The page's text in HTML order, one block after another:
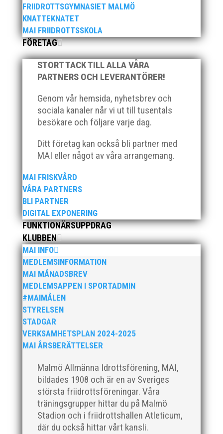
FRIIDROTTSGYMNASIET MALMÖ
KNATTEKNATET
MAI FRIIDROTTSSKOLA
FÖRETAG
STORT TACK TILL ALLA VÅRA
PARTNERS OCH LEVERANTÖRER!
Genom vår hemsida, nyhetsbrev och
sociala kanaler når vi ut till tusentals
besökare och följare varje dag.
Ditt företag kan också bli partner med
MAI eller något av våra arrangemang.
MAI FRISKVÅRD
VÅRA PARTNERS
BLI PARTNER
DIGITAL EXPONERING
FUNKTIONÄRSUPPDRAG
KLUBBEN
MAI INFO
MEDLEMSINFORMATION
MAI MÅNADSBREV
MEDLEMSAPPEN I SPORTADMIN
#MAIMÅLEN
STYRELSEN
STADGAR
VERKSAMHETSPLAN 2024-2025
MAI ÅRSBERÄTTELSER
Malmö Allmänna Idrottsförening, MAI,
bildades 1908 och är en av Sveriges
största friidrottsföreningar. Våra
träningsgrupper hittar du på Malmö
Stadion och i friidrottshallen Atleticum,
där du också hittar vårt kansli.
friidrott, lek och gemenskap. Självklart ingår t-shirt,
diplom, fika, lunch och mellanmål i avgiften. v.25 (17-
20 juni) v.26 (24-28 juni) v.27 (1-5 juli) Efter att ha...
Över hundra personer infann sig till årsmötet som
ägde rum på onsdagskvällen på Erics Bar &
Restaurang på Stadionområdet.
Klubb Skåne bjuder in till årets första
grengruppsträff för häck och sprint Lördagen den 23
mars blir det en dag med fokus på häck och sprint.
Träffen riktar sig till ALLA tränare samt aktiva födda
2007–2010. Har ni en aktiv som är ett år yngre eller
äldre så hör...
Den 16-17 mars är det dags igen för ett MAI
arrangemang. Då anordnar MAI på uppdrag av
Svenska Friidrottsförbundet Götalandsmästerskapen
för 13-14 åringar. De distrikt som ingår i
Götalandsregionen och deltar med lag i
Götalandsmästerskapen är Västsvenska, Göteborg,...